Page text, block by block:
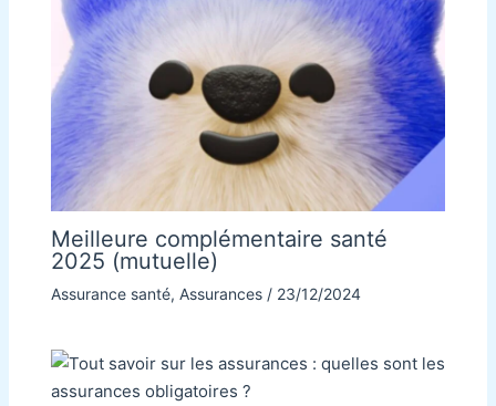
Meilleure complémentaire santé
2025 (mutuelle)
Assurance santé, Assurances/ 23/12/2024